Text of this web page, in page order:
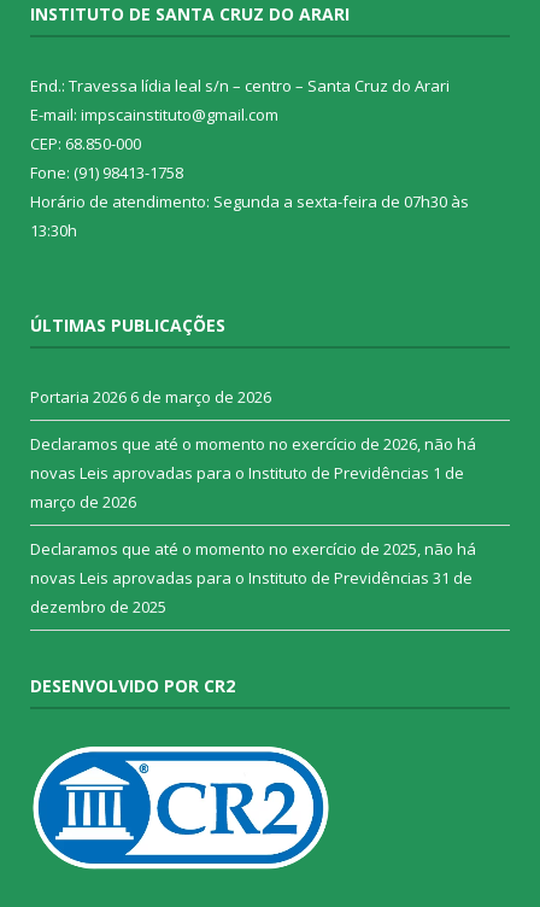
INSTITUTO DE SANTA CRUZ DO ARARI
End.: Travessa lídia leal s/n – centro – Santa Cruz do Arari
E-mail: impscainstituto@gmail.com
CEP: 68.850-000
Fone: (91) 98413-1758
Horário de atendimento: Segunda a sexta-feira de 07h30 às
13:30h
ÚLTIMAS PUBLICAÇÕES
Portaria 2026 6 de março de 2026
Declaramos que até o momento no exercício de 2026, não há
novas Leis aprovadas para o Instituto de Previdências 1 de
março de 2026
Declaramos que até o momento no exercício de 2025, não há
novas Leis aprovadas para o Instituto de Previdências 31 de
dezembro de 2025
DESENVOLVIDO POR CR2